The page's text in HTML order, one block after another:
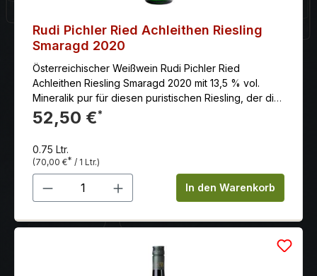
Rudi Pichler Ried Achleithen Riesling
Smaragd 2020
Österreichischer Weißwein Rudi Pichler Ried
Achleithen Riesling Smaragd 2020 mit 13,5 % vol.
Mineralik pur für diesen puristischen Riesling, der die
Authentizität und Identität eines Weines bestens
darstellt.
52,50 €*
0.75 Ltr.
(70,00 €* / 1 Ltr.)
Produkt Anzahl: Gib denIn den Warenkorb